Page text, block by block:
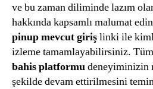
ve bu zaman diliminde lazım
hakkında kapsamlı malumat
pinup mevcut girişlinki ile
izleme tamamlayabilirsiniz.
bahis platformudeneyiminizin
şekilde devam ettirilmesini